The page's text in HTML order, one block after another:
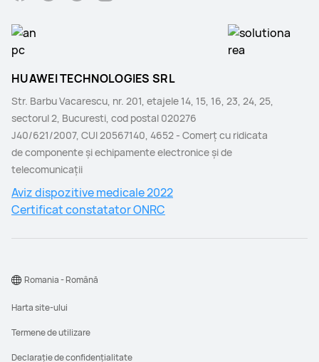
HUAWEI TECHNOLOGIES SRL
Str. Barbu Vacarescu, nr. 201, etajele 14, 15, 16, 23, 24, 25,
sectorul 2, Bucuresti, cod postal 020276
J40/621/2007, CUI 20567140, 4652 - Comerţ cu ridicata
de componente şi echipamente electronice şi de
telecomunicaţii
Aviz dispozitive medicale 2022
Certificat constatator ONRC
Harta site-ului
Termene de utilizare
Declarație de confidențialitate
Romania - Română